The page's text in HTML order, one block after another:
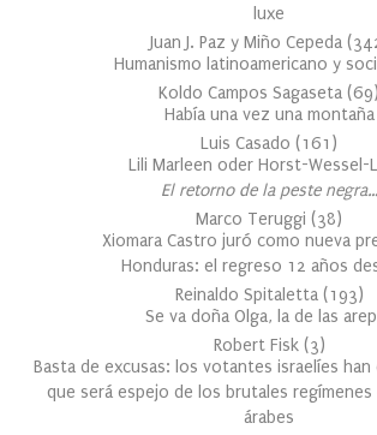
luxe
Juan J. Paz y Miño Cepeda (
Humanismo latinoamericano y
Koldo Campos Sagaseta (69)
Había una vez una montaña
Luis Casado (161 )
Lili Marleen oder Horst-Wessel-
El retorno de la peste negra…
Marco Teruggi (38)
Xiomara Castro juró como nueva
Honduras: el regreso 12 años
Reinaldo Spitaletta (193)
Se va doña Olga, la de las
Robert Fisk (3)
Basta de excusas: los votantes israelíes
que será espejo de los brutales
árabes